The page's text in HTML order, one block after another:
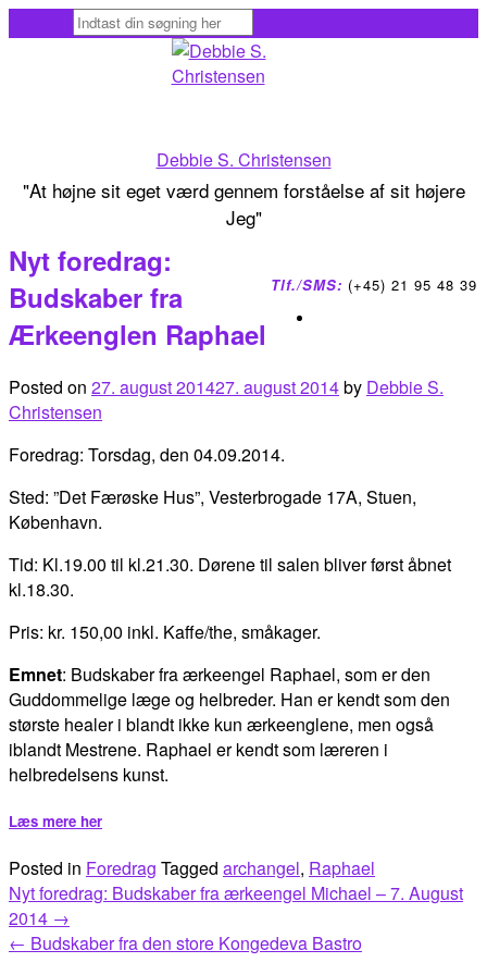
to
Debbie S. Christensen
"At højne sit eget værd gennem forståelse af sit højere
Jeg"
Tlf./SMS: (+45) 21 95 48 39
Nyt foredrag:
Budskaber fra
Ærkeenglen Raphael
Posted on 27. august 201427. august 2014by Debbie S.
Christensen
Foredrag: Torsdag, den 04.09.2014.
Sted: ”Det Færøske Hus”, Vesterbrogade 17A, Stuen,
København.
Tid: Kl.19.00 til kl.21.30. Dørene til salen bliver først åbnet
kl.18.30.
Pris: kr. 150,00 inkl. Kaffe/the, småkager.
Emnet: Budskaber fra ærkeengel Raphael, som er den
Guddommelige læge og helbreder. Han er kendt som den
største healer i blandt ikke kun ærkeenglene, men også
iblandt Mestrene. Raphael er kendt som læreren i
helbredelsens kunst.
Læs mere her
Posted in Foredrag Tagged archangel, Raphael
Post
navigation
Nyt foredrag: Budskaber fra ærkeengel Michael – 7. August
2014 →
← Budskaber fra den store Kongedeva Bastro